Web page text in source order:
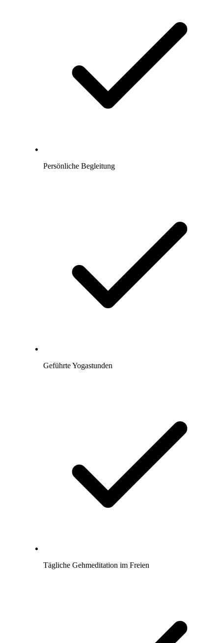
Persönliche Begleitung
Geführte Yogastunden
Tägliche Gehmeditation im Freien